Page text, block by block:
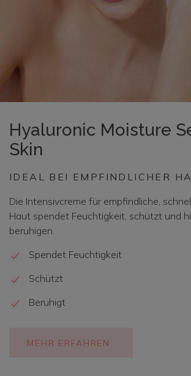
Hyaluronic Moisture
Skin
IDEAL BEI EMPFINDLICHER
Die Intensivcreme für empfindliche,
Haut spendet Feuchtigkeit, schützt und
beruhigen.
Spendet Feuchtigkeit
Schützt
Beruhigt
MEHR ERFAHREN